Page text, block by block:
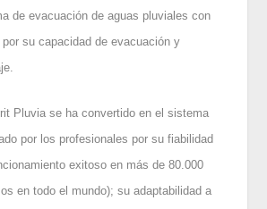
de evacuación de aguas pluviales con
su capacidad de evacuación y
Pluvia se ha convertido en el sistema
por los profesionales por su fiabilidad
exitoso en más de 80.000
en todo el mundo); su adaptabilidad a